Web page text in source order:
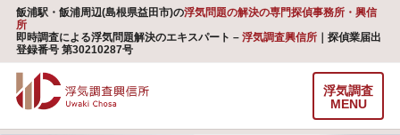
飯浦駅・飯浦周辺(島根県益田市)の浮気問題の解決の専門探偵事務所・興信
所
即時調査による浮気問題解決のエキスパート – 浮気調査興信所 ｜探偵業届出
登録番号 第30210287号
浮気調査
MENU